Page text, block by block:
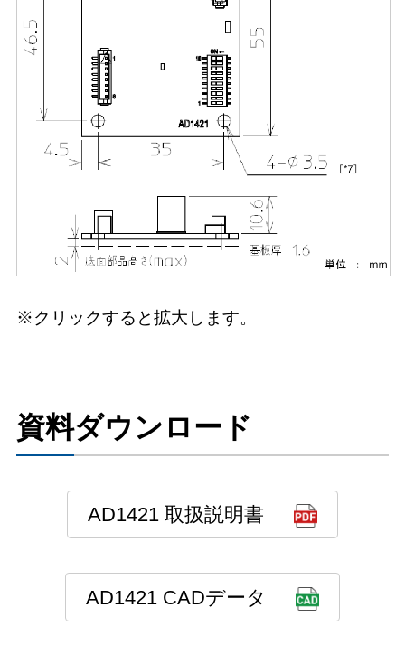
※クリックすると拡大します。
資料ダウンロード
AD1421 取扱説明書
AD1421 CADデータ